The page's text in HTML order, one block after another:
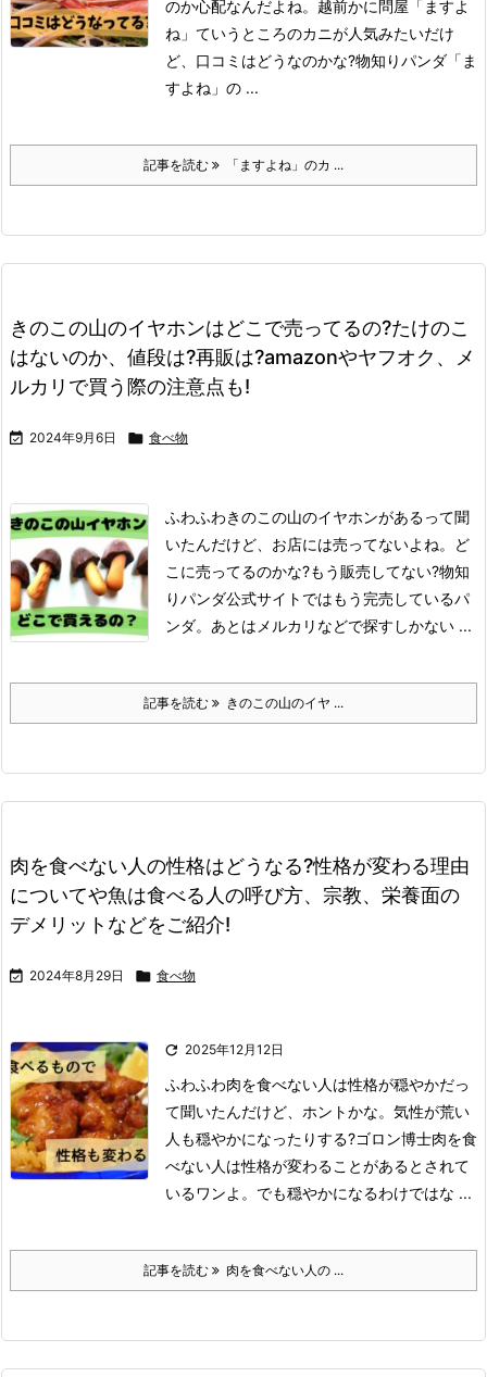
のか心配なんだよね。 越前かに問屋「ますよ
ね」ていうところのカニが人気みたいだけ
ど、口コミはどうなのかな?物知りパンダ 「ま
すよね」の ...
記事を読む 「ますよね」のカ ...
きのこの山のイヤホンはどこで売ってるの?たけのこ
はないのか、値段は?再販は?amazonやヤフオク、メ
ルカリで買う際の注意点も!
 2024年9月6日  食べ物
ふわふわきのこの山のイヤホンがあるって聞
いたんだけど、お店には売ってないよね。
ど
こに売ってるのかな?もう販売してない?物知
りパンダ公式サイトではもう完売しているパ
ンダ。 あとはメルカリなどで探すしかない ...
記事を読む きのこの山のイヤ ...
肉を食べない人の性格はどうなる?性格が変わる理由
についてや魚は食べる人の呼び方、宗教、栄養面の
デメリットなどをご紹介!
 2024年8月29日  食べ物
 2025年12月12日
ふわふわ肉を食べない人は性格が穏やかだっ
て聞いたんだけど、ホントかな。 気性が荒い
人も穏やかになったりする?ゴロン博士肉を食
べない人は性格が変わることがあるとされて
いるワンよ。 でも穏やかになるわけではな ...
記事を読む 肉を食べない人の ...